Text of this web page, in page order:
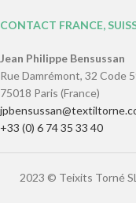
CONTACT FRANCE,
Jean Philippe Bensussan
Rue Damrémont, 32 Code
75018 Paris (France)
+33 (0) 6 74 35 33 40
2023 © Teixits Torné SL